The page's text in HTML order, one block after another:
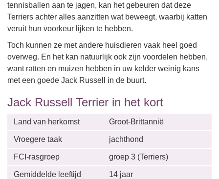
tennisballen aan te jagen, kan het gebeuren dat deze
Terriers achter alles aanzitten wat beweegt, waarbij katten
veruit hun voorkeur lijken te hebben.
Toch kunnen ze met andere huisdieren vaak heel goed
overweg. En het kan natuurlijk ook zijn voordelen hebben,
want ratten en muizen hebben in uw kelder weinig kans
met een goede Jack Russell in de buurt.
Jack Russell Terrier in het kort
Land van herkomst Groot-Brittannië
Vroegere taak jachthond
FCI-rasgroep groep 3 (Terriers)
Gemiddelde leeftijd 14 jaar